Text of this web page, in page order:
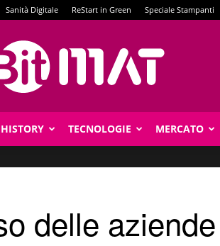
Sanità Digitale ReStart in Green Speciale Stampanti
TECNOLOGIE MERCATO
delle